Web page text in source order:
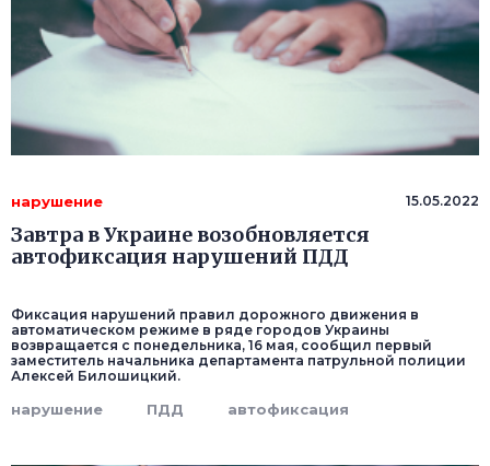
нарушение 15.05.2022
Завтра в Украине возобновляется
автофиксация нарушений ПДД
Фиксация нарушений правил дорожного движения в
автоматическом режиме в ряде городов Украины
возвращается с понедельника, 16 мая, сообщил первый
заместитель начальника департамента патрульной полиции
Алексей Билошицкий.
нарушение ПДД автофиксация